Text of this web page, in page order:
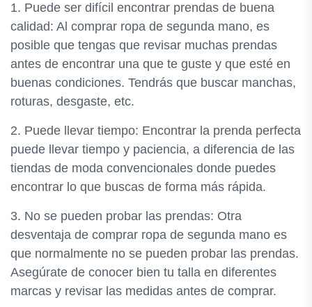
1. Puede ser difícil encontrar prendas de buena
calidad: Al comprar ropa de segunda mano, es
posible que tengas que revisar muchas prendas
antes de encontrar una que te guste y que esté en
buenas condiciones. Tendrás que buscar manchas,
roturas, desgaste, etc.
2. Puede llevar tiempo: Encontrar la prenda perfecta
puede llevar tiempo y paciencia, a diferencia de las
tiendas de moda convencionales donde puedes
encontrar lo que buscas de forma más rápida.
3. No se pueden probar las prendas: Otra
desventaja de comprar ropa de segunda mano es
que normalmente no se pueden probar las prendas.
Asegúrate de conocer bien tu talla en diferentes
marcas y revisar las medidas antes de comprar.